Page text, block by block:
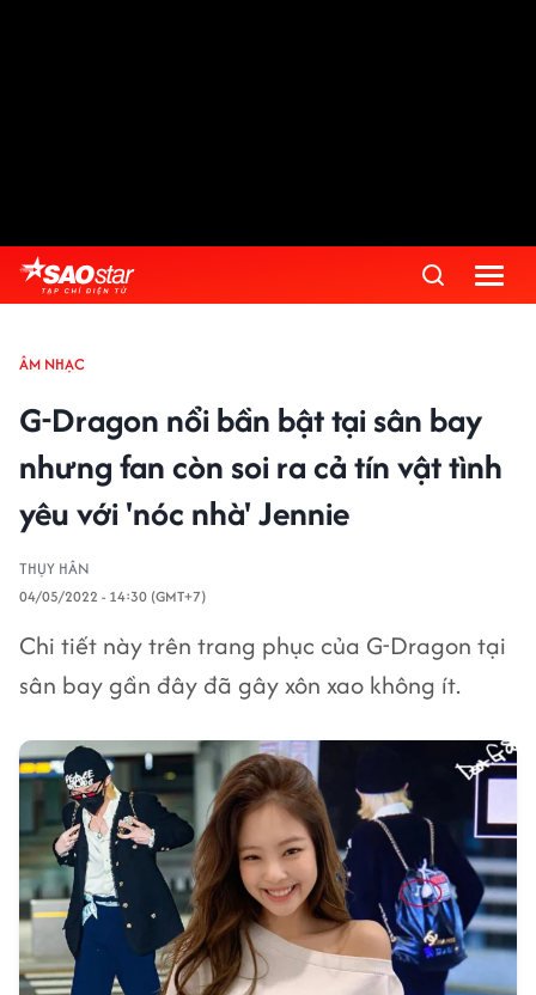
ÂM NHẠC
G-Dragon nổi bần bật tại sân bay
nhưng fan còn soi ra cả tín vật tình
yêu với 'nóc nhà' Jennie
THỤY HÂN
04/05/2022 - 14:30 (GMT+7)
Chi tiết này trên trang phục của G-Dragon tại
sân bay gần đây đã gây xôn xao không ít.